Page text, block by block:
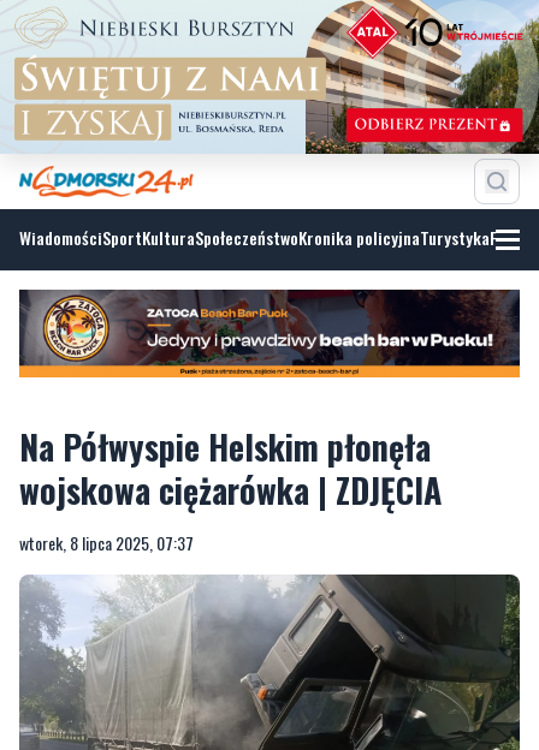
WiadomościSportKulturaSpołeczeństwoKronika policyjnaTurystyka
Na Półwyspie Helskim płonęła
wojskowa ciężarówka | ZDJĘCIA
wtorek, 8 lipca 2025, 07:37